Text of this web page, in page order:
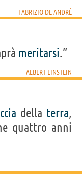
FABRIZIO DE ANDRÉ
meritarsi.”
ALBERT EINSTEIN
della terra,
quattro anni